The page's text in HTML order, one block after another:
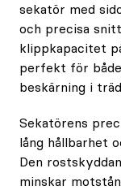
sekatör med
och precisa
klippkapacitet
perfekt för
beskärning i
Sekatörens
lång hållbarhet
Den
minskar